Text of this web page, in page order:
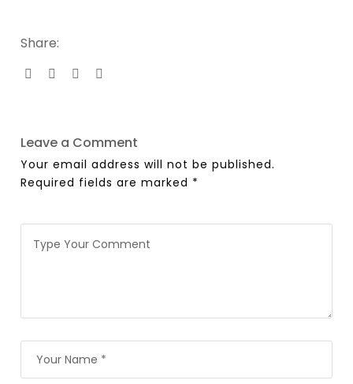
Share:
Leave a Comment
Your email address will not be published.
Required fields are marked *